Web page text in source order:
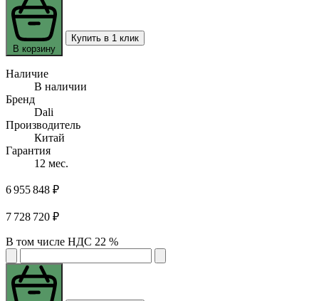
В корзину
Купить в 1 клик
Наличие
В наличии
Бренд
Dali
Производитель
Китай
Гарантия
12 мес.
6 955 848 ₽
7 728 720 ₽
В том числе НДС 22 %